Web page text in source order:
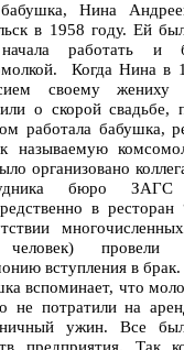
Нина
в 1958 году. Ей
работать и
Когда Нина в
своему
о скорой свадьбе,
работала бабушка,
называемую
организовано
бюро
в ресторан
провели
вступления в брак.
вспоминает, что
не потратили на
ужин. Все
предприятия. Так